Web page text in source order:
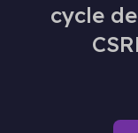
cycle